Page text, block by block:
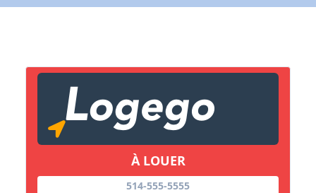
À LOUER
514-555-5555
Lien vers inscription (sera inclus dans courriel)
Copier lien
X Fermer
X Fermer